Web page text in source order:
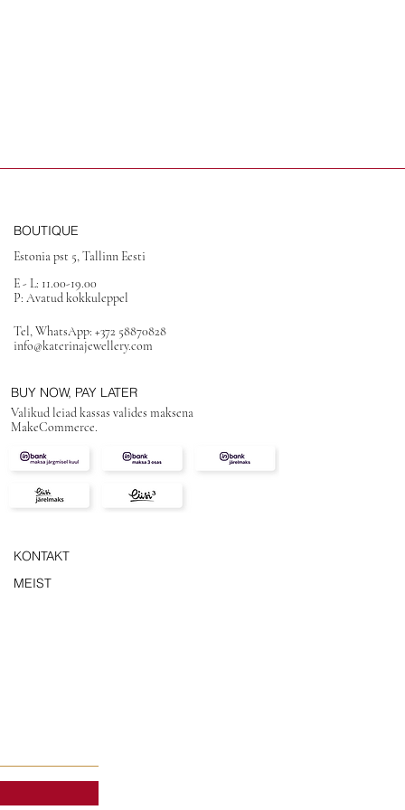
BOUTIQUE
Estonia pst 5, Tallinn Eesti
E - L: 11.00-19.00
P: Avatud kokkuleppel
Tel, WhatsApp: +372 58870828
info@katerinajewellery.com
BUY NOW, PAY LATER
Valikud leiad kassas valides maksena
MakeCommerce.
KONTAKT
MEIST